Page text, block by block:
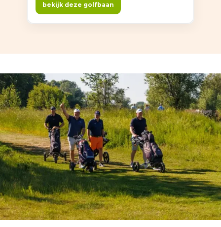
bekijk deze golfbaan